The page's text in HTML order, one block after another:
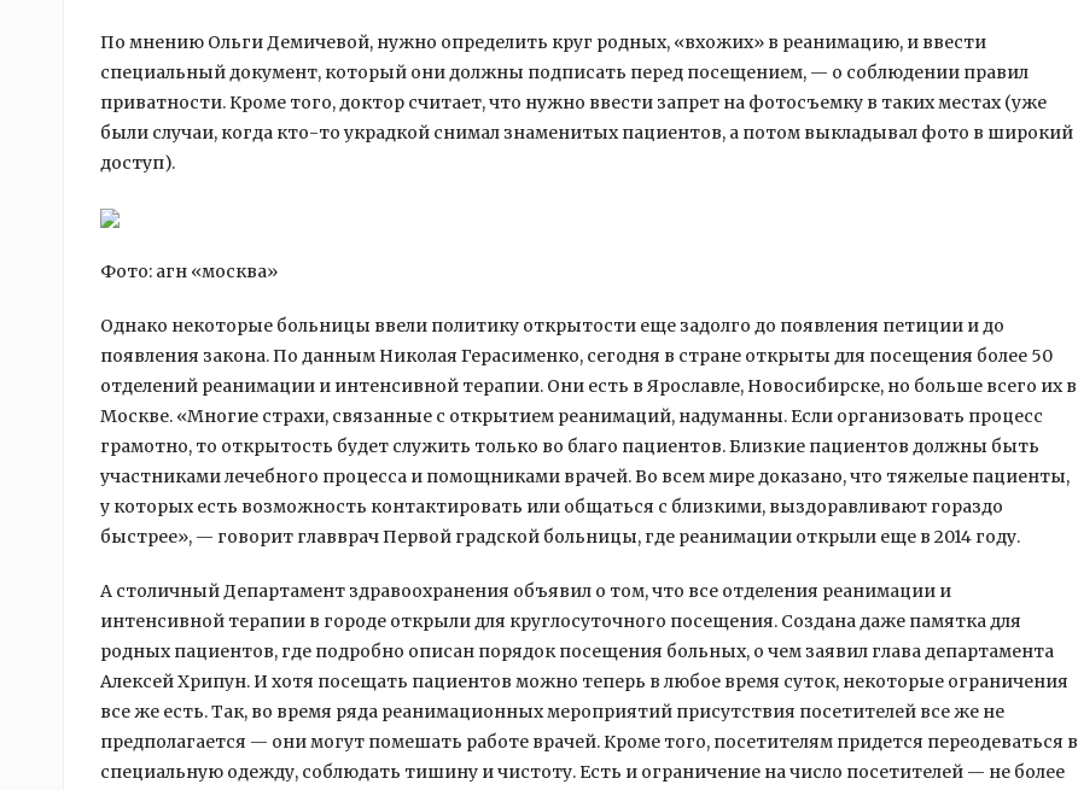
По мнению Ольги Демичевой, нужно определить круг родных, «вхожих» в реанимацию, и ввести
специальный документ, который они должны подписать перед посещением, — о соблюдении правил
приватности. Кроме того, доктор считает, что нужно ввести запрет на фотосъемку в таких местах (уже
были случаи, когда кто-то украдкой снимал знаменитых пациентов, а потом выкладывал фото в широкий
доступ).
Фото: агн «москва»
Однако некоторые больницы ввели политику открытости еще задолго до появления петиции и до
появления закона. По данным Николая Герасименко, сегодня в стране открыты для посещения более 50
отделений реанимации и интенсивной терапии. Они есть в Ярославле, Новосибирске, но больше всего их в
Москве. «Многие страхи, связанные с открытием реанимаций, надуманны. Если организовать процесс
грамотно, то открытость будет служить только во благо пациентов. Близкие пациентов должны быть
участниками лечебного процесса и помощниками врачей. Во всем мире доказано, что тяжелые пациенты,
у которых есть возможность контактировать или общаться с близкими, выздоравливают гораздо
быстрее», — говорит главврач Первой градской больницы, где реанимации открыли еще в 2014 году.
А столичный Департамент здравоохранения объявил о том, что все отделения реанимации и
интенсивной терапии в городе открыли для круглосуточного посещения. Создана даже памятка для
родных пациентов, где подробно описан порядок посещения больных, о чем заявил глава департамента
Алексей Хрипун. И хотя посещать пациентов можно теперь в любое время суток, некоторые ограничения
все же есть. Так, во время ряда реанимационных мероприятий присутствия посетителей все же не
предполагается — они могут помешать работе врачей. Кроме того, посетителям придется переодеваться в
специальную одежду, соблюдать тишину и чистоту. Есть и ограничение на число посетителей — не более